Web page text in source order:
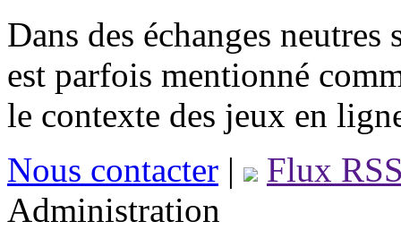
Dans des échanges
est parfois mentionné
le contexte des jeux en
Nous contacter |
Flux
Administration